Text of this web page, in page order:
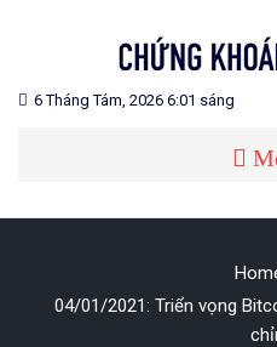
CHỨNG KHOÁN
Blog chia sẻ về Chứng Khoán và
6 Tháng Tám, 2026 6:01 sáng
04/01/2021: Triển vọng